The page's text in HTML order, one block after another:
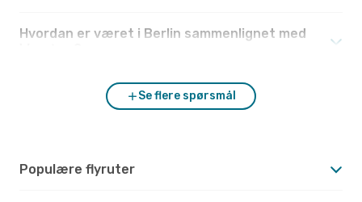
Hvordan er været i Berlin sammenlignet med
Se flere spørsmål
Populære flyruter